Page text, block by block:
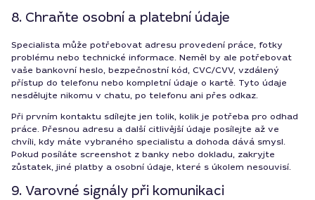
8. Chraňte osobní a platební údaje
Specialista může potřebovat adresu provedení práce, fotky
problému nebo technické informace. Neměl by ale potřebovat
vaše bankovní heslo, bezpečnostní kód, CVC/CVV, vzdálený
přístup do telefonu nebo kompletní údaje o kartě. Tyto údaje
nesdělujte nikomu v chatu, po telefonu ani přes odkaz.
Při prvním kontaktu sdílejte jen tolik, kolik je potřeba pro odhad
práce. Přesnou adresu a další citlivější údaje posílejte až ve
chvíli, kdy máte vybraného specialistu a dohoda dává smysl.
Pokud posíláte screenshot z banky nebo dokladu, zakryjte
zůstatek, jiné platby a osobní údaje, které s úkolem nesouvisí.
9. Varovné signály při komunikaci